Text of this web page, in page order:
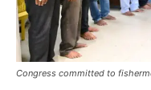
Congress committed to